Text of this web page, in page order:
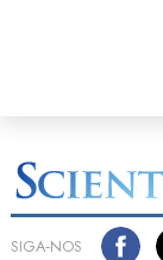
SIGA‑NOS